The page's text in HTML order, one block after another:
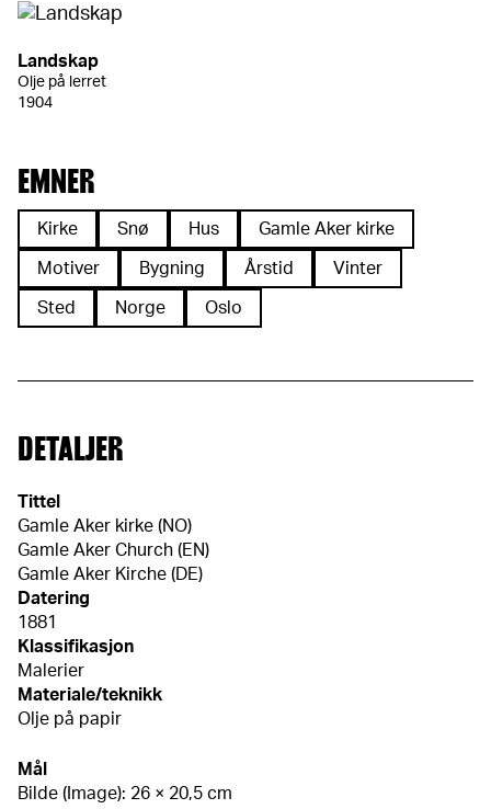
Landskap
Olje på lerret
1904
EMNER
Kirke Snø Hus Gamle Aker kirke
Motiver Bygning Årstid Vinter
Sted Norge Oslo
DETALJER
Tittel
Gamle Aker kirke (NO)
Gamle Aker Church (EN)
Gamle Aker Kirche (DE)
Datering
1881
Klassifikasjon
Malerier
Materiale/teknikk
Olje på papir
Mål
Bilde (Image): 26 × 20,5 cm